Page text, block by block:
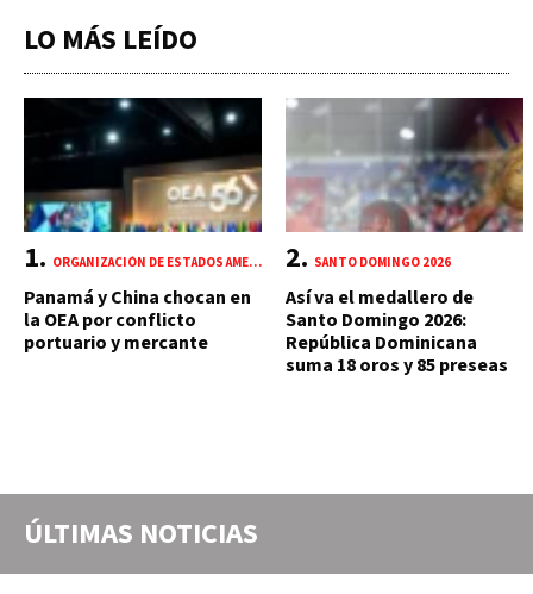
LO MÁS LEÍDO
ORGANIZACIÓN DE ESTADOS AMERICANOS (OEA)
Panamá y China chocan en
la OEA por conflicto
portuario y mercante
SANTO DOMINGO 2026
Así va el medallero de
Santo Domingo 2026:
República Dominicana
suma 18 oros y 85 preseas
ÚLTIMAS NOTICIAS